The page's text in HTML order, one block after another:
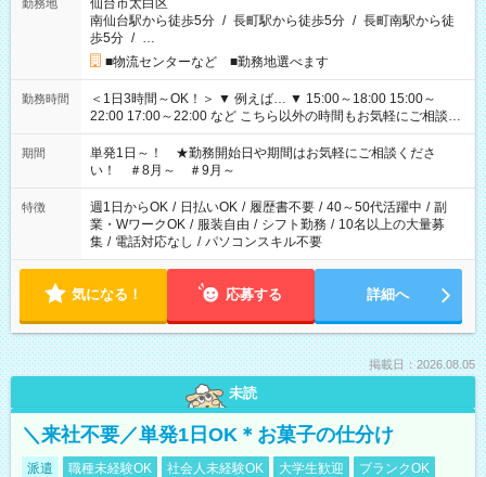
勤務地
仙台市太白区
南仙台駅から徒歩5分 / 長町駅から徒歩5分 / 長町南駅から徒
歩5分 / …
■物流センターなど ■勤務地選べます
勤務時間
＜1日3時間～OK！＞ ▼ 例えば… ▼ 15:00～18:00 15:00～
22:00 17:00～22:00 など こちら以外の時間もお気軽にご相談く
ださい！
期間
単発1日～！ ★勤務開始日や期間はお気軽にご相談くださ
い！ ＃8月～ ＃9月～
特徴 週1日からOK / 日払いOK / 履歴書不要 / 40～50代活躍中 / 副
業・WワークOK / 服装自由 / シフト勤務 / 10名以上の大量募
集 / 電話対応なし / パソコンスキル不要
気になる！ 応募する 詳細へ
掲載日：2026.08.05
未読
＼来社不要／単発1日OK＊お菓子の仕分け
派遣 職種未経験OK 社会人未経験OK 大学生歓迎
ブランクOK